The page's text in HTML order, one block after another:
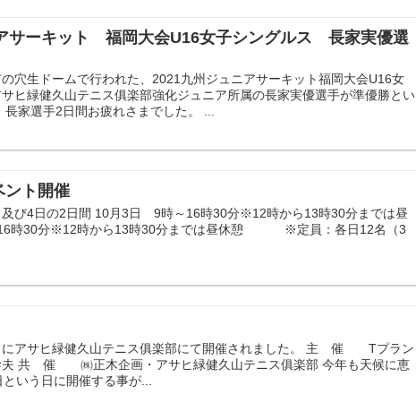
サーキット 福岡大会U16女子シングルス 長家実優選
穴生ドームで行われた、2021九州ジュニアサーキット福岡大会U16女
ヒ緑健久山テニス俱楽部強化ジュニア所属の長家実優選手が準優勝とい
長家選手2日間お疲れさまでした。 ...
ント開催
及び4日の2日間 10月3日 9時～16時30分※12時から13時30分までは昼
時30分※12時から13時30分までは昼休憩 ※定員：各日12名（3
にアサヒ緑健久山テニス俱楽部にて開催されました。 主 催 Tプラン
共 催 ㈱正木企画・アサヒ緑健久山テニス俱楽部 今年も天候に恵
いう日に開催する事が...